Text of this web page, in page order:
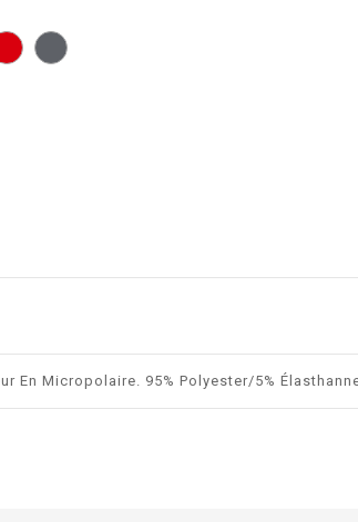
En Micropolaire. 95% Polyester/5%